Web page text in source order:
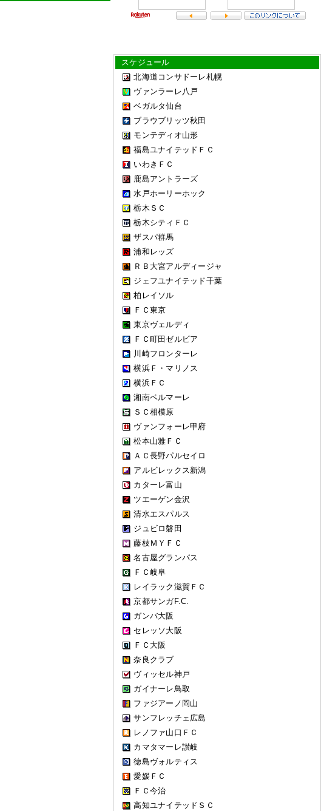
スケジュール
北海道コンサドーレ札幌
ヴァンラーレ八戸
ベガルタ仙台
ブラウブリッツ秋田
モンテディオ山形
福島ユナイテッドＦＣ
いわきＦＣ
鹿島アントラーズ
水戸ホーリーホック
栃木ＳＣ
栃木シティＦＣ
ザスパ群馬
浦和レッズ
ＲＢ大宮アルディージャ
ジェフユナイテッド千葉
柏レイソル
ＦＣ東京
東京ヴェルディ
ＦＣ町田ゼルビア
川崎フロンターレ
横浜Ｆ・マリノス
横浜ＦＣ
湘南ベルマーレ
ＳＣ相模原
ヴァンフォーレ甲府
松本山雅ＦＣ
ＡＣ長野パルセイロ
アルビレックス新潟
カターレ富山
ツエーゲン金沢
清水エスパルス
ジュビロ磐田
藤枝ＭＹＦＣ
名古屋グランパス
ＦＣ岐阜
レイラック滋賀ＦＣ
京都サンガF.C.
ガンバ大阪
セレッソ大阪
ＦＣ大阪
奈良クラブ
ヴィッセル神戸
ガイナーレ鳥取
ファジアーノ岡山
サンフレッチェ広島
レノファ山口ＦＣ
カマタマーレ讃岐
徳島ヴォルティス
愛媛ＦＣ
ＦＣ今治
高知ユナイテッドＳＣ